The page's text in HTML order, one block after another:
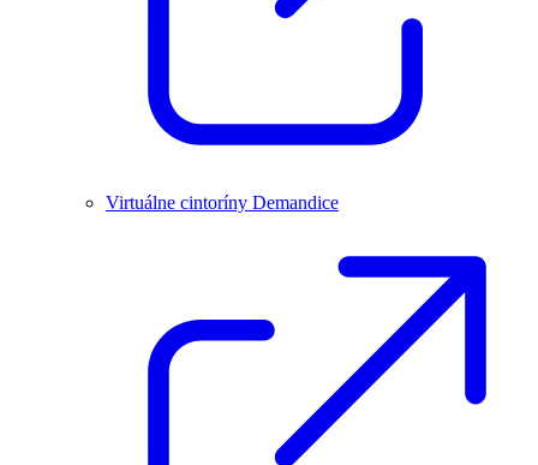
Virtuálne cintoríny Demandice